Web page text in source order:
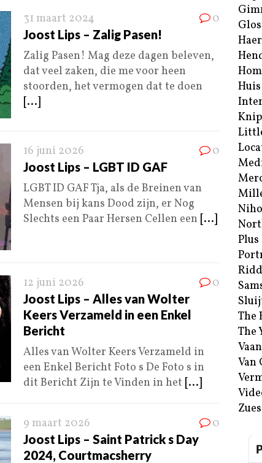
31 maart 2024 0
Joost Lips – Zalig Pasen!
Zalig Pasen! Mag deze dagen beleven,
dat veel zaken, die me voor heen
stoorden, het vermogen dat te doen
[...]
16 juni 2026 0
Joost Lips – LGBT ID GAF
LGBT ID GAF Tja, als de Breinen van
Mensen bij kans Dood zijn, er Nog
Slechts een Paar Hersen Cellen een [...]
12 juni 2026 0
Joost Lips – Alles van Wolter
Keers Verzameld in een Enkel
Bericht
Alles van Wolter Keers Verzameld in
een Enkel Bericht Foto s De Foto s in
dit Bericht Zijn te Vinden in het [...]
9 maart 2026 0
Joost Lips – Saint Patrick s Day
2024, Courtmacsherry
Plus
The
The
Van